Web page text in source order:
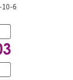
10-6